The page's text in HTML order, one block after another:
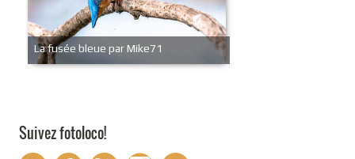
La fusée bleue par Mike71
Suivez fotoloco!